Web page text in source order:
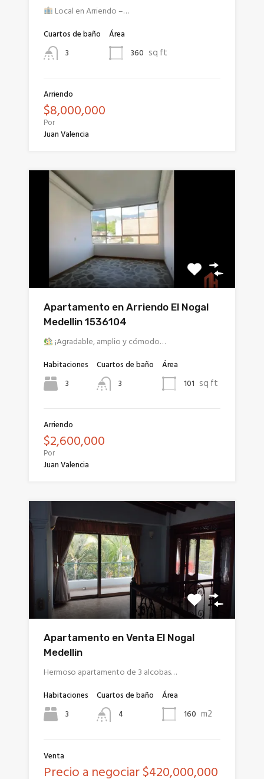
Local en Arriendo –…
Cuartos de baño
3
Área
360 sq ft
Arriendo
$8,000,000
Por
Juan Valencia
Apartamento en Arriendo El Nogal
Medellin 1536104
¡Agradable, amplio y cómodo…
Habitaciones
3
Cuartos de baño
3
Área
101 sq ft
Arriendo
$2,600,000
Por
Juan Valencia
Apartamento en Venta El Nogal
Medellin
Hermoso apartamento de 3 alcobas…
Habitaciones
3
Cuartos de baño
4
Área
160 m2
Venta
Precio a negociar $420,000,000